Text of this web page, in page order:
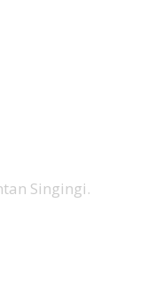
Singingi.